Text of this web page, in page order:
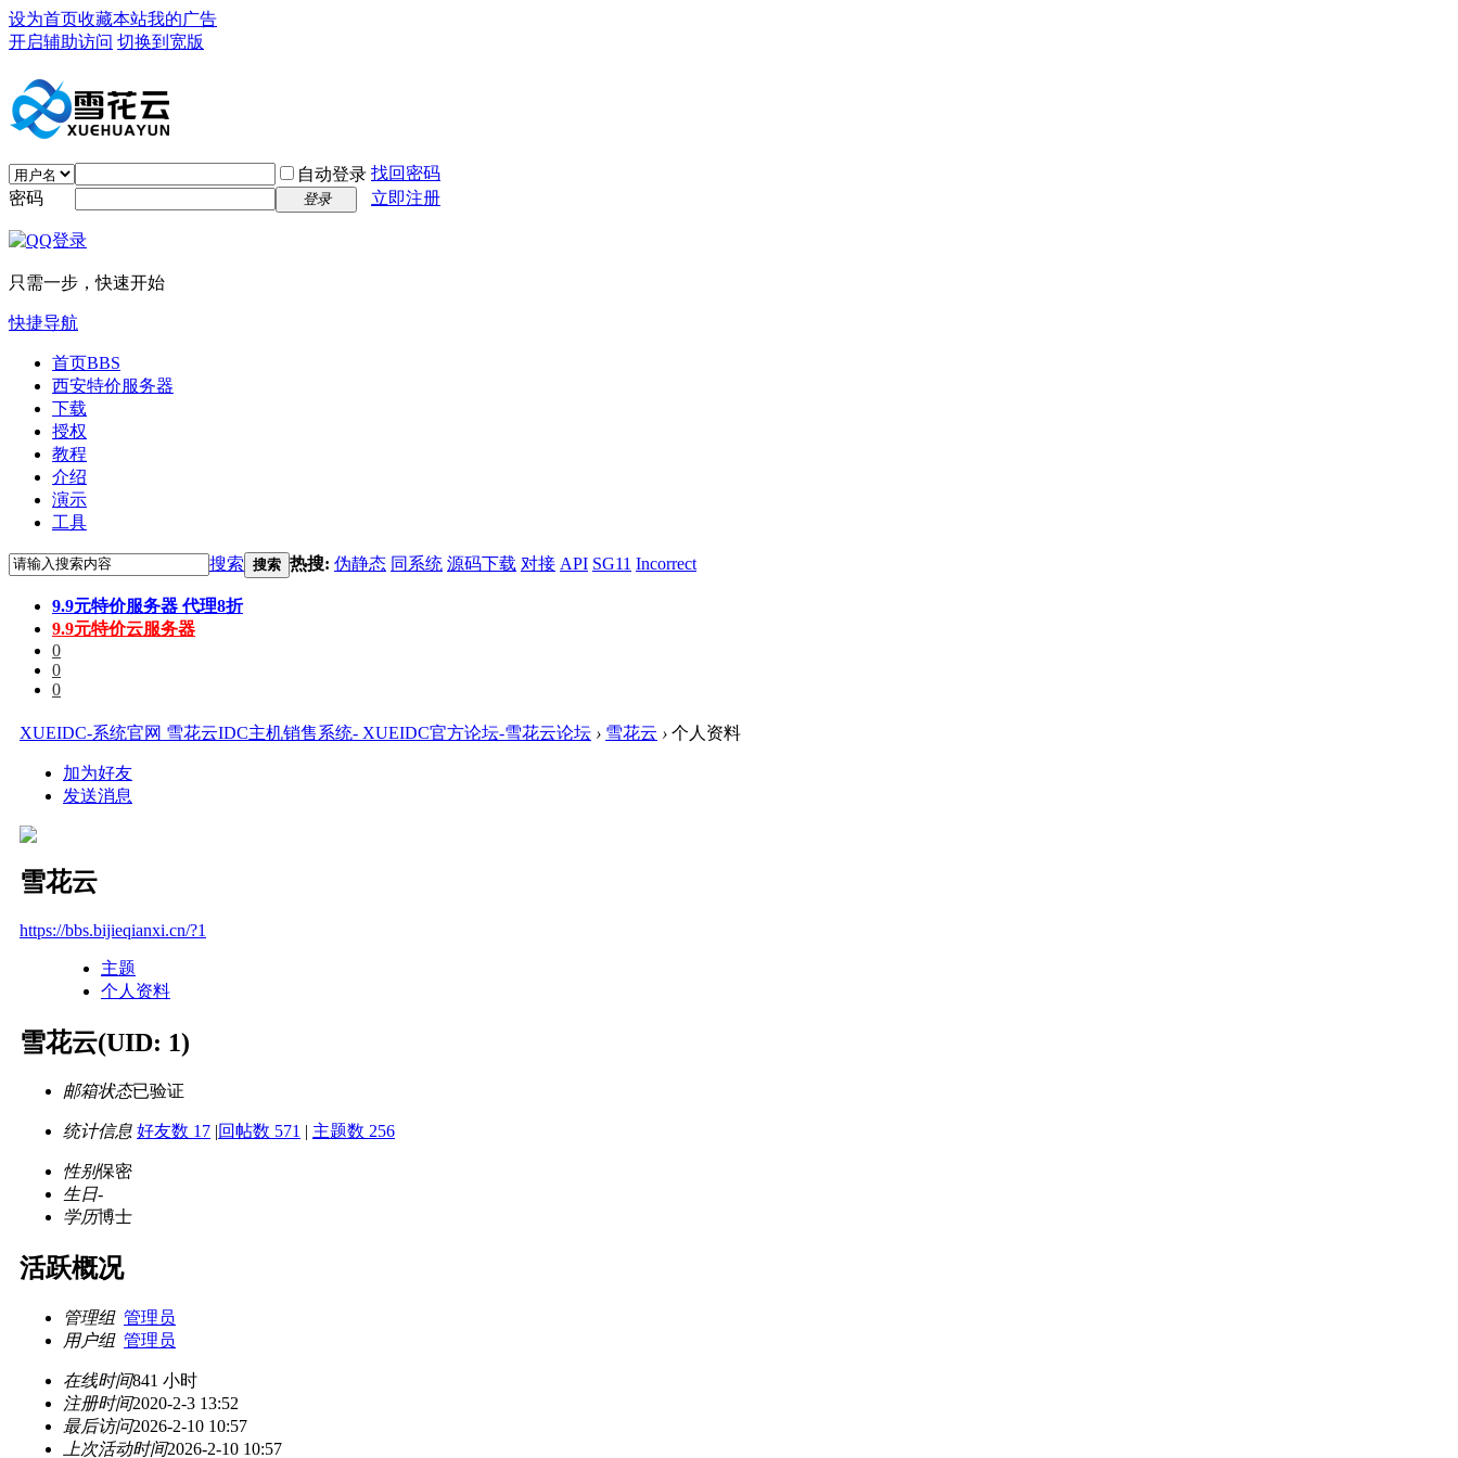
设为首页收藏本站我的广告
开启辅助访问 切换到宽版
自动登录 找回密码
密码
登录 立即注册
只需一步，快速开始
快捷导航
首页BBS
西安特价服务器
下载
授权
教程
介绍
演示
工具
搜索 搜索 热搜: 伪静态 同系统 源码下载 对接 API SG11 Incorrect
9.9元特价服务器 代理8折
9.9元特价云服务器
0
0
0
XUEIDC-系统官网 雪花云IDC主机销售系统- XUEIDC官方论坛-雪花云论坛 › 雪花云 › 个人资料
加为好友
发送消息
雪花云
https://bbs.bijieqianxi.cn/?1
主题
个人资料
雪花云(UID: 1)
邮箱状态已验证
统计信息 好友数 17 |回帖数 571 | 主题数 256
性别保密
生日-
学历博士
活跃概况
管理组 管理员
用户组 管理员
在线时间841 小时
注册时间2020-2-3 13:52
最后访问2026-2-10 10:57
上次活动时间2026-2-10 10:57